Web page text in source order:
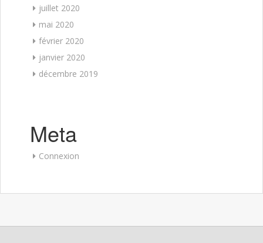
juillet 2020
mai 2020
février 2020
janvier 2020
décembre 2019
Meta
Connexion